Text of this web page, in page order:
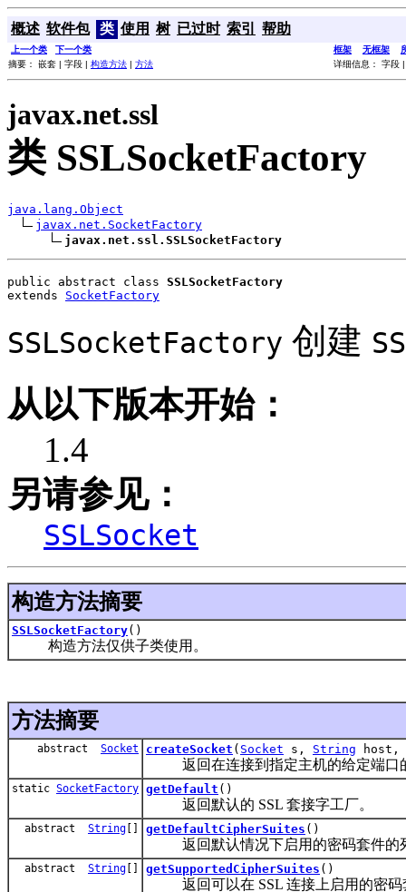
概述 软件包 类 使用 树 已过时 索引 帮助
上一个类 下一个类 框架 无框架
摘要： 嵌套 | 字段 | 构造方法 | 方法 详细信息： 字段
javax.net.ssl
类 SSLSocketFactory
java.lang.Object
javax.net.SocketFactory
javax.net.ssl.SSLSocketFactory
public abstract class SSLSocketFactory
extends SocketFactory
SSLSocketFactory 创建
从以下版本开始：
1.4
另请参见：
SSLSocket
构造方法摘要
SSLSocketFactory()
构造方法仅供子类使用。
方法摘要
abstract Socket createSocket ( Socket s, String host,
返回在连接到指定主机的给定端口
static SocketFactory getDefault ()
返回默认的 SSL 套接字工厂。
abstract String [] getDefaultCipherSuites ()
返回默认情况下启用的密码套件的
abstract String [] getSupportedCipherSuites ()
返回可以在 SSL 连接上启用的密码